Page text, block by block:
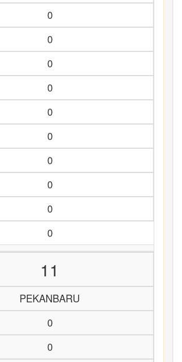
0
0
0
0
0
0
0
0
0
0
11
PEKANBARU
0
0